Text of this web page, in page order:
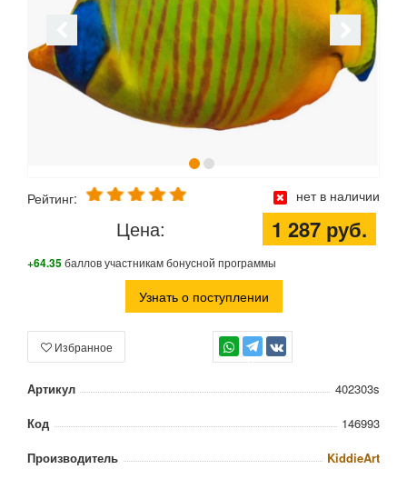
Рейтинг: нет в наличии
Цена: 1 287 руб.
+64.35баллов участникам бонусной программы
Узнать о поступлении
TG
Избранное
Артикул
402303s
Код
146993
Производитель
KiddieArt